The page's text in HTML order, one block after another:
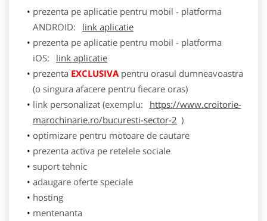
prezenta pe aplicatie pentru mobil - platforma
ANDROID:
link aplicatie
prezenta pe aplicatie pentru mobil - platforma
iOS:
link aplicatie
prezenta EXCLUSIVApentru orasul dumneavoastra
(o singura afacere pentru fiecare oras)
link personalizat (exemplu:
https://www.croitorie-
marochinarie.ro/bucuresti-sector-2 )
optimizare pentru motoare de cautare
prezenta activa pe retelele sociale
suport tehnic
adaugare oferte speciale
hosting
mentenanta